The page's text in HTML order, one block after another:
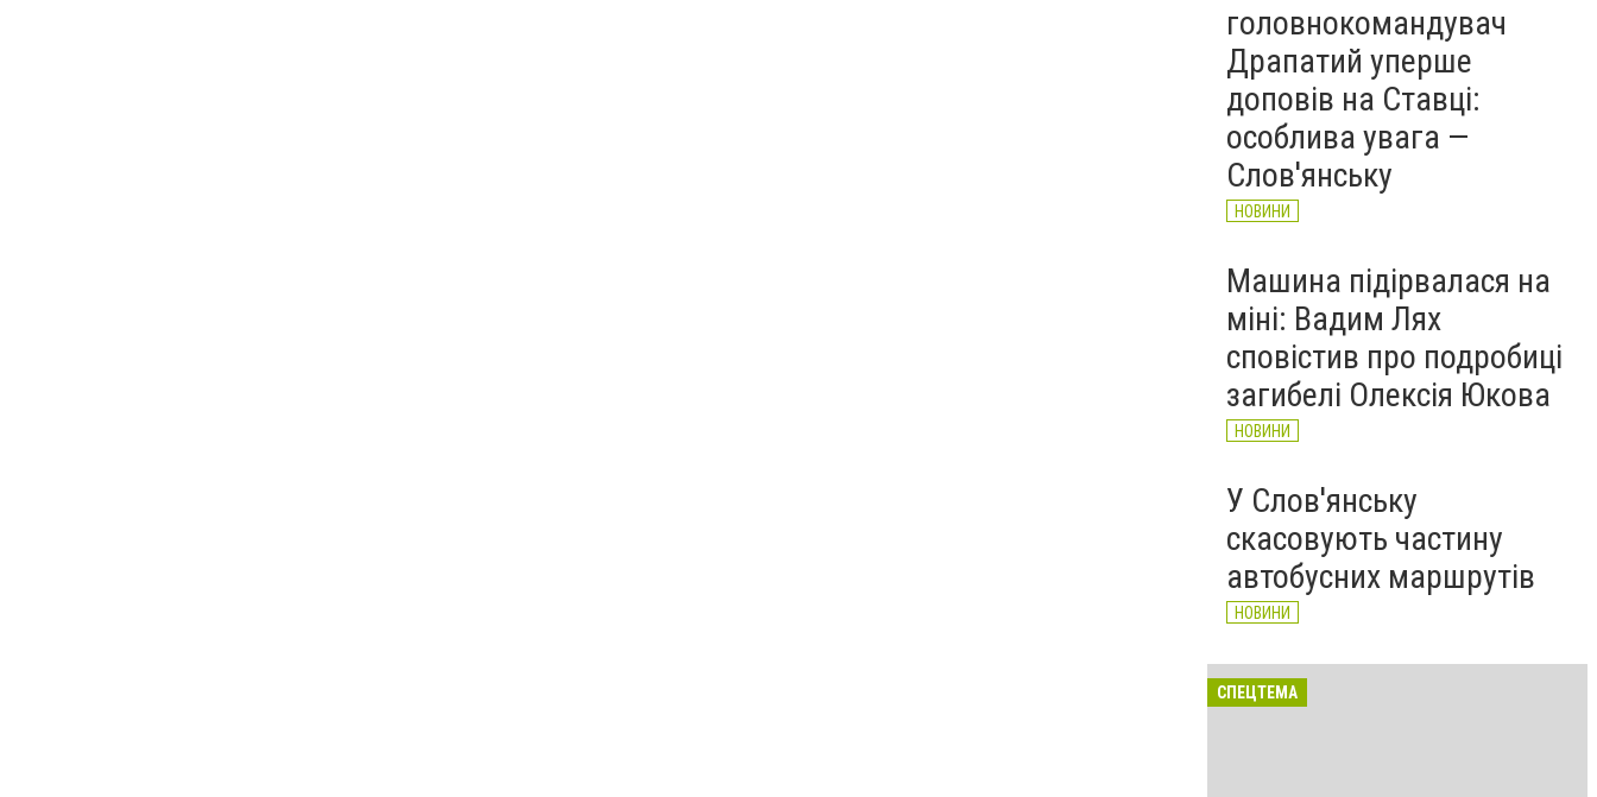
головнокомандувач
Драпатий уперше
доповів на Ставці:
особлива увага —
Слов'янську
НОВИНИ
Машина підірвалася на
міні: Вадим Лях
сповістив про подробиці
загибелі Олексія Юкова
НОВИНИ
У Слов'янську
скасовують частину
автобусних маршрутів
НОВИНИ
СПЕЦТЕМА